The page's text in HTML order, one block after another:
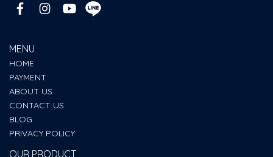
MENU
HOME
PAYMENT
ABOUT US
CONTACT US
BLOG
PRIVACY POLICY
OUR PRODUCT